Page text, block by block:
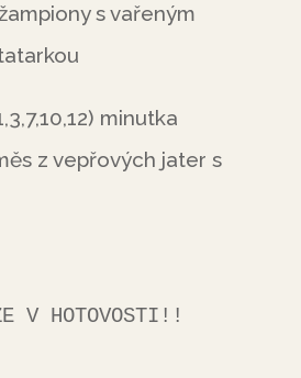
s vařeným
minutka
z vepřových jater s
V HOTOVOSTI!!